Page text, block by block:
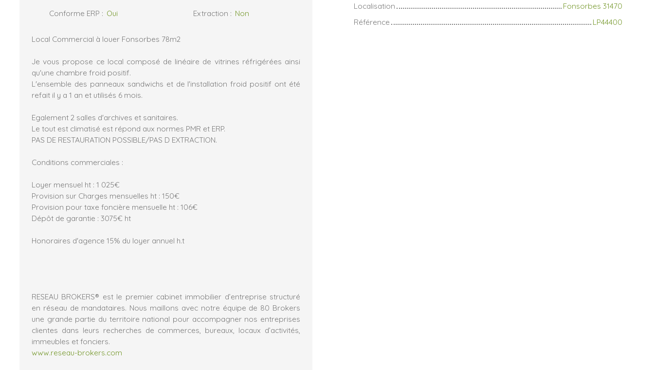
Conforme ERP : Oui Extraction : Non
Local Commercial à louer Fonsorbes 78m2
Je vous propose ce local composé de linéaire de vitrines réfrigérées ainsi
qu'une chambre froid positif.
L'ensemble des panneaux sandwichs et de l'installation froid positif ont été
refait il y a 1 an et utilisés 6 mois.
Egalement 2 salles d'archives et sanitaires.
Le tout est climatisé est répond aux normes PMR et ERP.
PAS DE RESTAURATION POSSIBLE/PAS D EXTRACTION.
Conditions commerciales :
Loyer mensuel ht : 1 025€
Provision sur Charges mensuelles ht : 150€
Provision pour taxe foncière mensuelle ht : 106€
Dépôt de garantie : 3075€ ht
Honoraires d'agence 15% du loyer annuel h.t
RESEAU BROKERS® est le premier cabinet immobilier d’entreprise structuré
en réseau de mandataires. Nous maillons avec notre équipe de 80 Brokers
une grande partie du territoire national pour accompagner nos entreprises
clientes dans leurs recherches de commerces, bureaux, locaux d’activités,
immeubles et fonciers.
www.reseau-brokers.com
Localisation
Fonsorbes 31470
Référence
LP44400